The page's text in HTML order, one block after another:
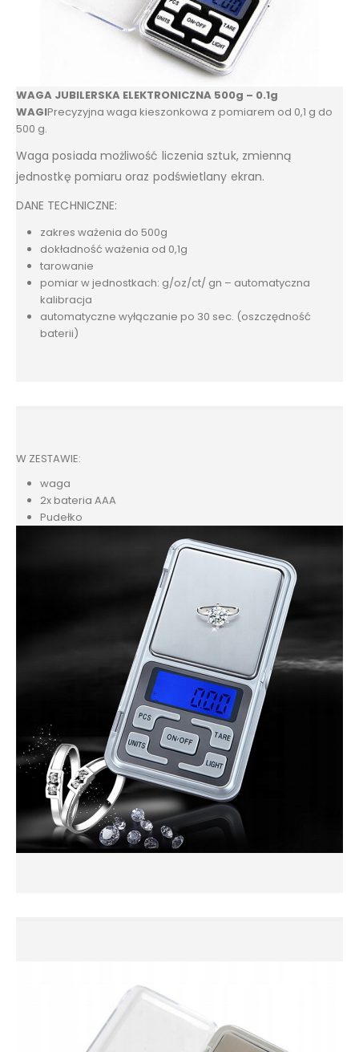
WAGA JUBILERSKA ELEKTRONICZNA 500g – 0.1g
WAGIPrecyzyjna waga kieszonkowa z pomiarem od 0,1 g do
500 g.
Waga posiada możliwość liczenia sztuk, zmienną
jednostkę pomiaru oraz podświetlany ekran.
DANE TECHNICZNE:
zakres ważenia do 500g
dokładność ważenia od 0,1g
tarowanie
pomiar w jednostkach: g/oz/ct/ gn – automatyczna
kalibracja
automatyczne wyłączanie po 30 sec. (oszczędność
baterii)
W ZESTAWIE:
waga
2x bateria AAA
Pudełko